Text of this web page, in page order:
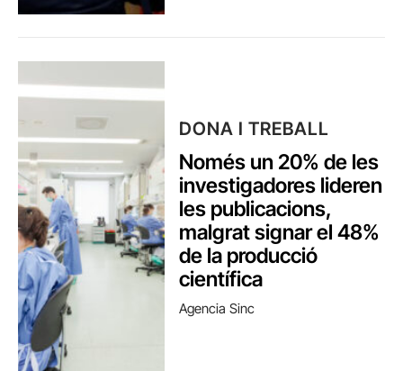
DONA I TREBALL
Només un 20% de les
investigadores lideren
les publicacions,
malgrat signar el 48%
de la producció
científica
Agencia Sinc